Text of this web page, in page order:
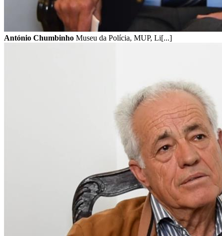
António Chumbinho Museu da Polícia, MUP, Li[...]